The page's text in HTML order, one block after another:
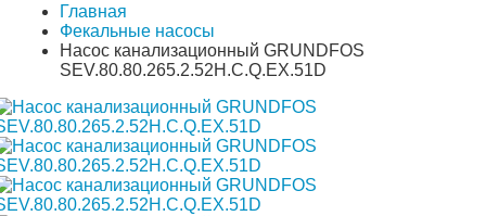
Главная
Фекальные насосы
Насос канализационный GRUNDFOS
SEV.80.80.265.2.52H.C.Q.EX.51D